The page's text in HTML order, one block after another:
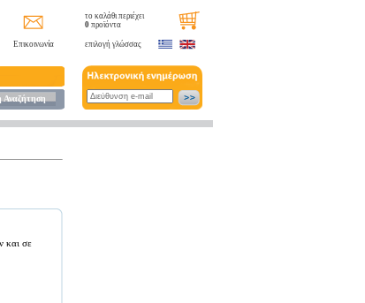
Επικοινωνία
Αναζήτηση
το καλάθι περιέχει
0 προϊόντα
επιλογή γλώσσας
και σε